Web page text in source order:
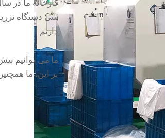
داریم.
بر این، ما همچنین می توانیم بیش از